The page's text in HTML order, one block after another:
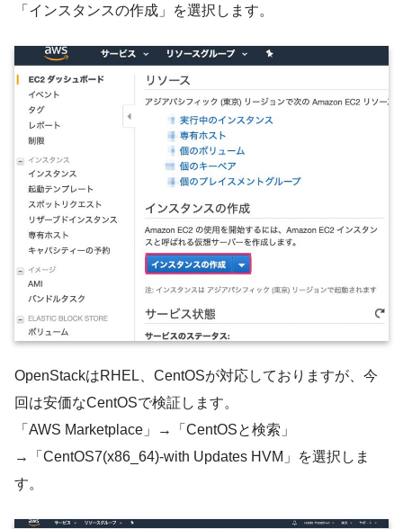
「インスタンスの作成」を選択します。
OpenStackはRHEL、CentOSが対応しておりますが、今
回は安価なCentOSで検証します。
「AWS Marketplace」→「CentOSと検索」
→「CentOS7(x86_64)-with Updates HVM」を選択しま
す。